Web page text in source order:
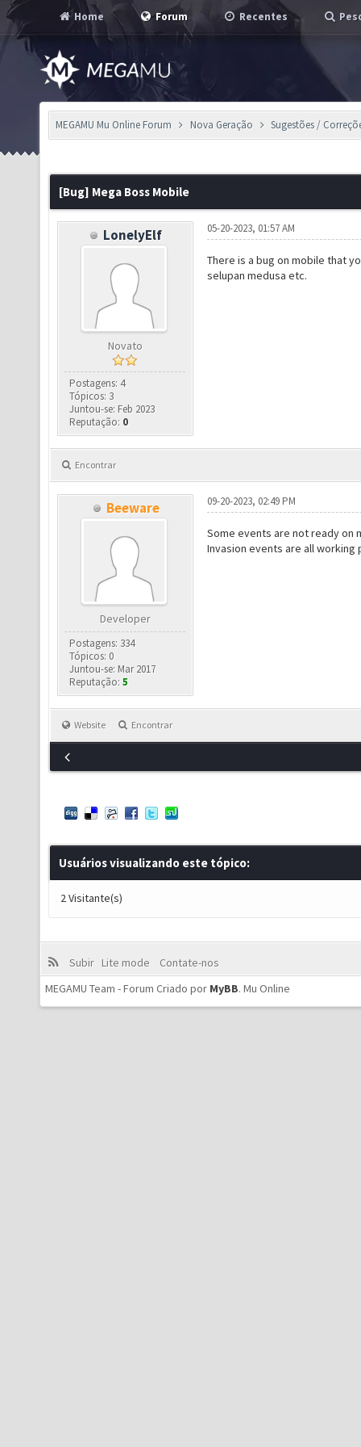
Home Forum Recentes
MEGAMU Mu Online Forum Nova Geração Sugestões /
[Bug] Mega Boss Mobile
LonelyElf
Novato
Postagens: 4
Tópicos: 3
Juntou-se: Feb 2023
Reputação: 0
05-20-2023, 01:57 AM
There is a bug on mobile that
selupan medusa etc.
Encontrar
Beeware
Developer
Postagens: 334
Tópicos: 0
Juntou-se: Mar 2017
Reputação:5
09-20-2023, 02:49 PM
Some events are not ready on
Invasion events are all working
Website Encontrar
Usuários visualizando este tópico:
2 Visitante(s)
Subir Lite mode
Contate-nos
MEGAMU Team - Forum Criado por MyBB. Mu Online